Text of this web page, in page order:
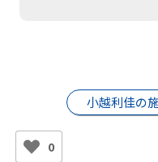
小越利佳の
0